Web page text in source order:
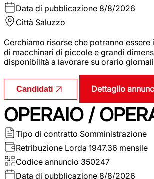
Data di pubblicazione 8/8/2026
Città Saluzzo
Cerchiamo risorse che potranno
di macchinari di piccole e grandi
disponibilità a lavorare su orario
Candidati Dettaglio
OPERAIO /
Tipo di contratto Somministrazione
Retribuzione Lorda 1947.36 mensile
Codice annuncio 350247
Data di pubblicazione 8/8/2026